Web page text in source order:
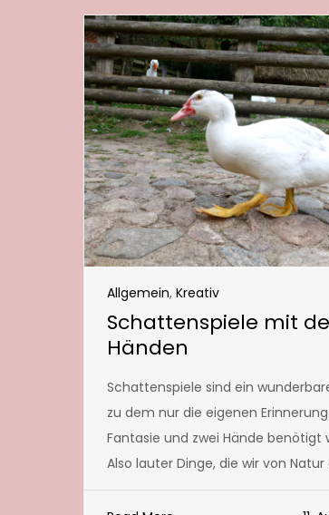
Allgemein, Kreativ
Schattenspiele mit
Händen
Schattenspiele sind ein
zu dem nur die eigenen
Fantasie und zwei Hände benötigt
Also lauter Dinge, die wir von Natur